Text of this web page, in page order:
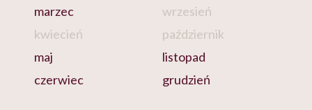
marzec
kwiecień
maj
czerwiec
wrzesień
październik
listopad
grudzień